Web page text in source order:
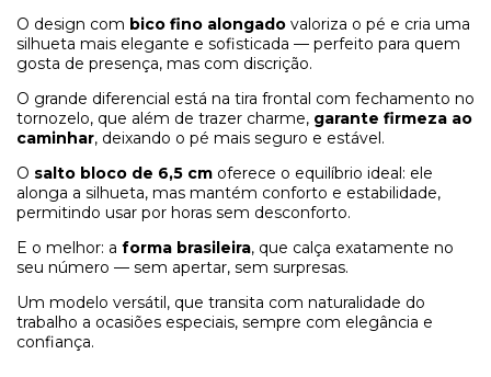
O design com bico fino alongado valoriza o pé e cria uma
silhueta mais elegante e sofisticada — perfeito para quem
gosta de presença, mas com discrição.
O grande diferencial está na tira frontal com fechamento no
tornozelo, que além de trazer charme, garante firmeza ao
caminhar, deixando o pé mais seguro e estável.
O salto bloco de 6,5 cm oferece o equilíbrio ideal: ele
alonga a silhueta, mas mantém conforto e estabilidade,
permitindo usar por horas sem desconforto.
E o melhor: a forma brasileira, que calça exatamente no
seu número — sem apertar, sem surpresas.
Um modelo versátil, que transita com naturalidade do
trabalho a ocasiões especiais, sempre com elegância e
confiança.